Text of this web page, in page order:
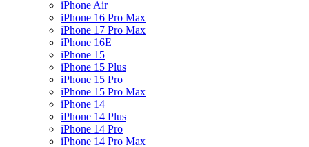
iPhone Air
iPhone 16 Pro Max
iPhone 17 Pro Max
iPhone 16E
iPhone 15
iPhone 15 Plus
iPhone 15 Pro
iPhone 15 Pro Max
iPhone 14
iPhone 14 Plus
iPhone 14 Pro
iPhone 14 Pro Max